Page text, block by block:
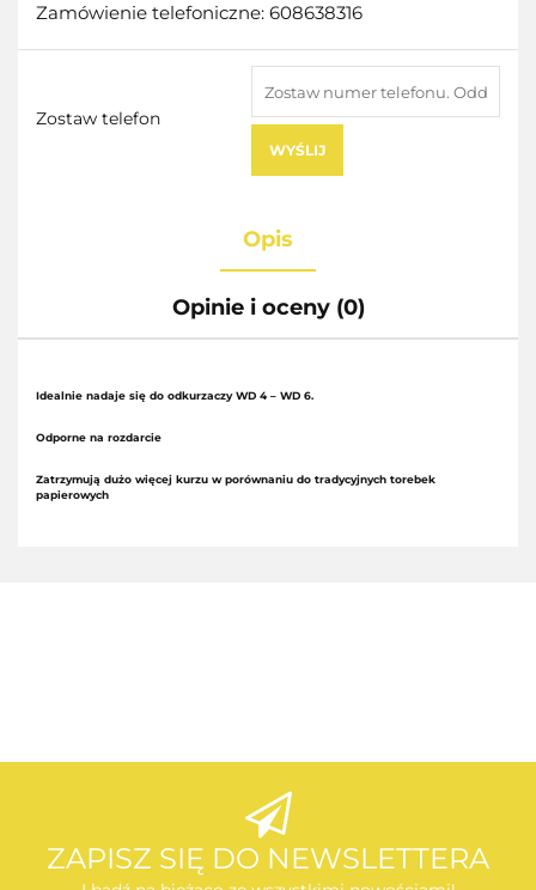
Zamówienie telefoniczne: 608638316
Zostaw telefon
WYŚLIJ
Opis
Opinie i oceny (0)
Idealnie nadaje się do odkurzaczy WD 4 – WD 6.
Odporne na rozdarcie
Zatrzymują dużo więcej kurzu w porównaniu do tradycyjnych torebek
papierowych
AEG
ZAPISZ SIĘ DO NEWSLETTERA